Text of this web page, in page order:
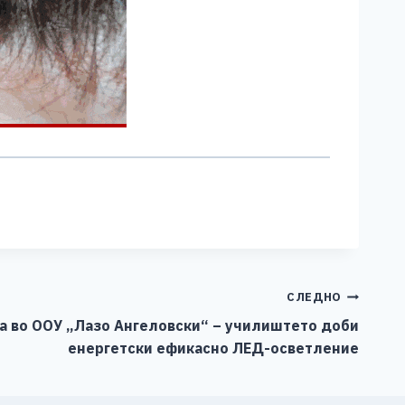
СЛЕДНО
во ООУ „Лазо Ангеловски“ – училиштето доби
енергетски ефикасно ЛЕД-осветление